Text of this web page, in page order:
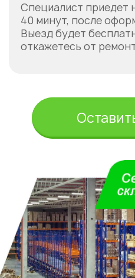
Специалист приедет
40 минут, после
Выезд будет
откажетесь от